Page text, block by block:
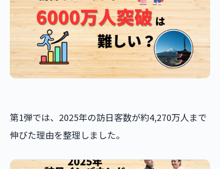
第1弾では、2025年の訪日客数が約4,270万人まで
伸びた理由を整理しました。